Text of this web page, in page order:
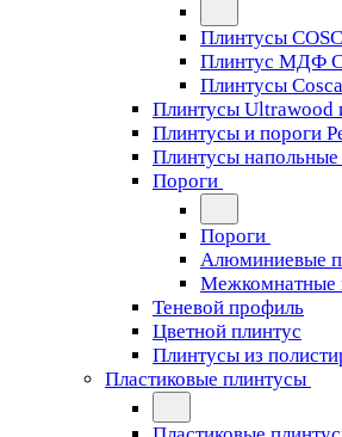
Плинтусы
Плинтус МДФ
Плинтусы
Плинтусы Ultrawood
Плинтусы и пороги
Плинтусы
Пороги
Пороги
Алюминиевые
Межкомнатные
Теневой профиль
Цветной плинтус
Плинтусы из
Пластиковые плинтусы